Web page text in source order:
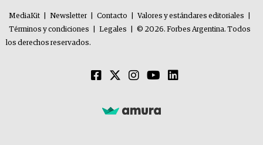
MediaKit Newsletter Contacto Valores y estándares editoriales
Términos y condiciones
Legales
© 2026. Forbes Argentina. Todos
los derechos reservados.